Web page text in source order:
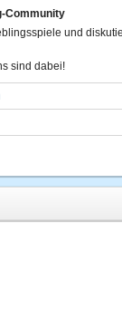
Community
und
sind dabei!